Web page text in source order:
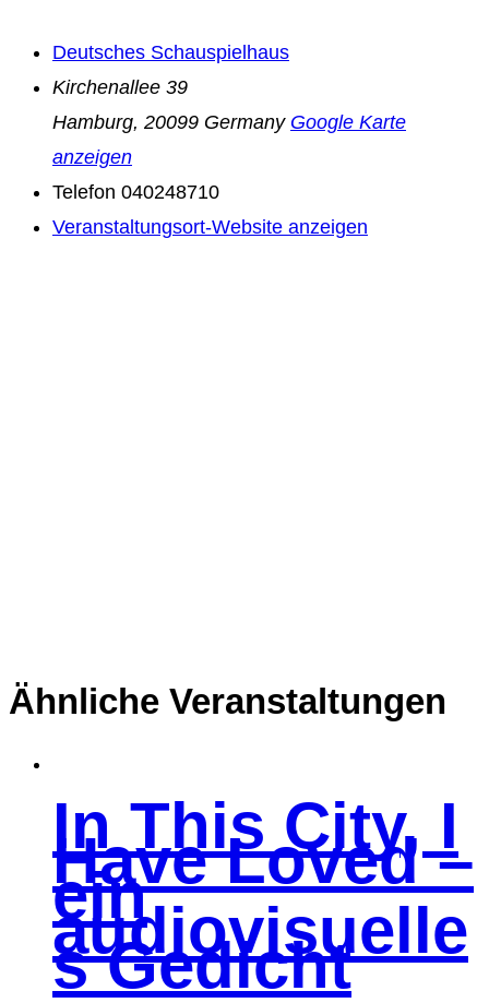
Deutsches Schauspielhaus
Kirchenallee 39
Hamburg, 20099 Germany Google Karte
anzeigen
Telefon 040248710
Veranstaltungsort-Website anzeigen
Ähnliche Veranstaltungen
In This City, I
Have Loved –
ein
audiovisuelle
s Gedicht